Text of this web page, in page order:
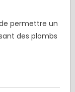
permettre un
des plombs